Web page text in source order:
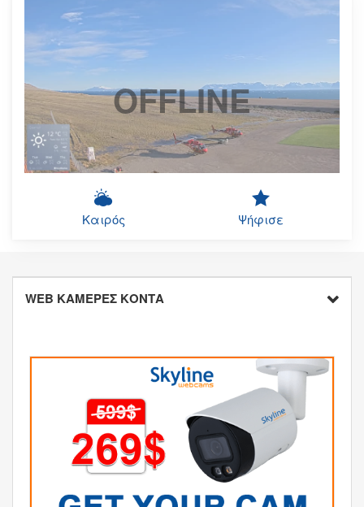
OFFLINE
Καιρός Ψήφισε
WEB ΚΑΜΕΡΕΣ ΚΟΝΤΑ